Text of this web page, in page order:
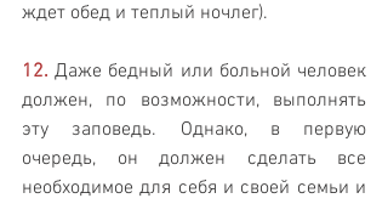
ждет обед и теплый ночлег).
12. Даже бедный или больной человек
должен, по возможности, выполнять
эту заповедь. Однако, в первую
очередь, он должен сделать все
необходимое для себя и своей семьи и